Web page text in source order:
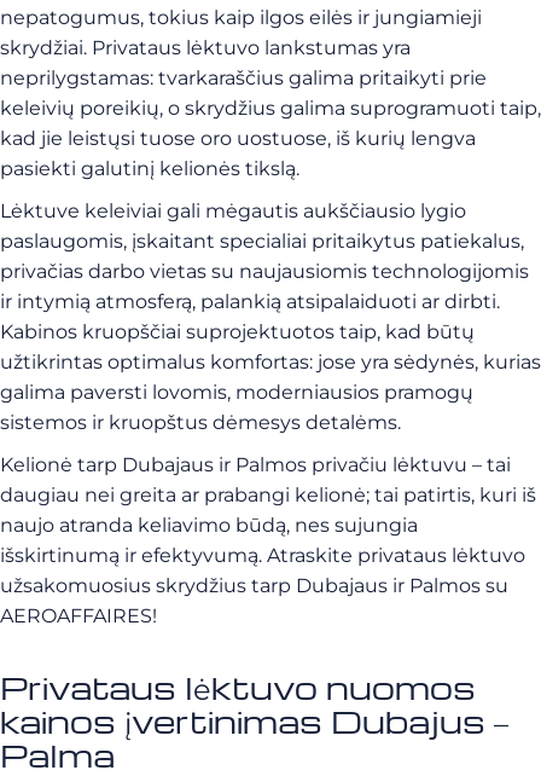
nepatogumus, tokius kaip ilgos eilės ir jungiamieji
skrydžiai. Privataus lėktuvo lankstumas yra
neprilygstamas: tvarkaraščius galima pritaikyti prie
keleivių poreikių, o skrydžius galima suprogramuoti taip,
kad jie leistųsi tuose oro uostuose, iš kurių lengva
pasiekti galutinį kelionės tikslą.
Lėktuve keleiviai gali mėgautis aukščiausio lygio
paslaugomis, įskaitant specialiai pritaikytus patiekalus,
privačias darbo vietas su naujausiomis technologijomis
ir intymią atmosferą, palankią atsipalaiduoti ar dirbti.
Kabinos kruopščiai suprojektuotos taip, kad būtų
užtikrintas optimalus komfortas: jose yra sėdynės, kurias
galima paversti lovomis, moderniausios pramogų
sistemos ir kruopštus dėmesys detalėms.
Kelionė tarp Dubajaus ir Palmos privačiu lėktuvu – tai
daugiau nei greita ar prabangi kelionė; tai patirtis, kuri iš
naujo atranda keliavimo būdą, nes sujungia
išskirtinumą ir efektyvumą. Atraskite privataus lėktuvo
užsakomuosius skrydžius tarp Dubajaus ir Palmos su
AEROAFFAIRES!
Privataus lėktuvo nuomos
kainos įvertinimas Dubajus –
Palma